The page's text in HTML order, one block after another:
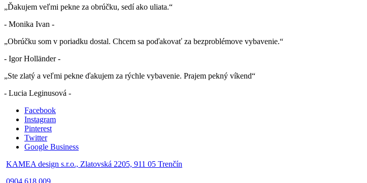
„Ďakujem veľmi pekne za obrúčku, sedí ako uliata.“
- Monika Ivan -
„Obrúčku som v poriadku dostal. Chcem sa poďakovať za bezproblémove vybavenie.“
- Igor Holländer -
„Ste zlatý a veľmi pekne ďakujem za rýchle vybavenie. Prajem pekný víkend“
- Lucia Leginusová -
Facebook
Instagram
Pinterest
Twitter
Google Business
KAMEA design s.r.o., Zlatovská 2205, 911 05 Trenčín
0904 618 009